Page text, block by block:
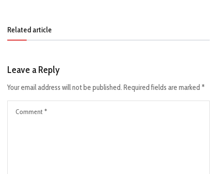
Related article
Leave a Reply
Your email address will not be published. Required fields are marked *